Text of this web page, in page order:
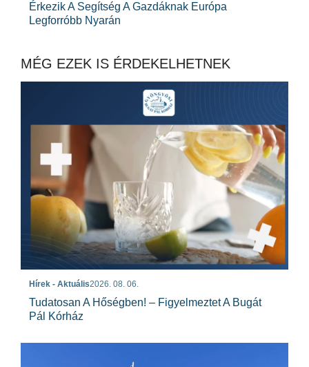
Érkezik A Segítség A Gazdáknak Európa
Legforróbb Nyarán
MÉG EZEK IS ÉRDEKELHETNEK
Hírek - Aktuális2026. 08. 06.
Tudatosan A Hőségben! – Figyelmeztet A Bugát
Pál Kórház